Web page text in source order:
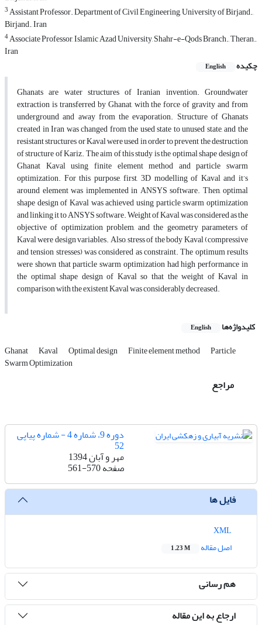
3Assistant Professor. Department of Civil Engineering, University of Birjand.,
Birjand., Iran
4Associate Professor, Islamic Azad University, Shahr-e-Qods Branch., Theran.,
Iran
چکیده
English
Ghanats are water structures of Iranian invention. Groundwater
extraction is transferred by Ghanat, with the force of gravity and from
underground and away from the evaporation. Structure of Ghanats
created in Iran was changed from the used state to unused state, and the
resistant structures or Kaval were used in order to prevent the destruction
of structure of Kariz. The aim of this study is the optimal shape design of
Ghanat Kaval using finite element method and particle swarm
optimization. For this purpose, first, 3D modelling of Kaval and it’s
around element was implemented in ANSYS software. Then, optimal
shape design of Kaval was achieved using particle swarm optimization
and linking it to ANSYS software. Weight of Kaval was considered as the
objective of optimization problem, and the geometry parameters of
Kaval were design variables. Also, stress of the body Kaval (compressive
and tension stresses) was considered as constraint. The optimum results
were shown that particle swarm optimization had high performance in
the optimal shape design of Kaval so that the weight of Kaval in
comparison with the existent Kaval was considerably decreased.
کلیدواژه‌ها English
Ghanat Kaval Optimal design Finite element method Particle
Swarm Optimization
مراجع
دوره 9، شماره 4 - شماره پیاپی
52
مهر و آبان 1394
صفحه561-570
فایل ها
اصل مقاله
1.23 M
هم رسانی
ارجاع به این مقاله